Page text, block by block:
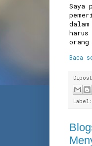
Saya
orang
Baca
Label: